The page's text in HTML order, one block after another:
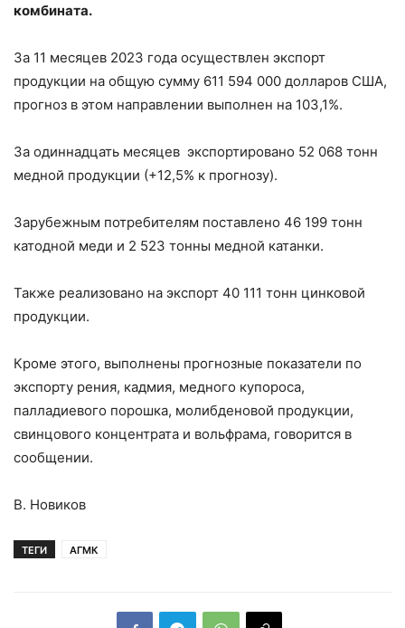
комбината.
За 11 месяцев 2023 года осуществлен экспорт
продукции на общую сумму 611 594 000 долларов США,
прогноз в этом направлении выполнен на 103,1%.
За одиннадцать месяцев экспортировано 52 068 тонн
медной продукции (+12,5% к прогнозу).
Зарубежным потребителям поставлено 46 199 тонн
катодной меди и 2 523 тонны медной катанки.
Также реализовано на экспорт 40 111 тонн цинковой
продукции.
Кроме этого, выполнены прогнозные показатели по
экспорту рения, кадмия, медного купороса,
палладиевого порошка, молибденовой продукции,
свинцового концентрата и вольфрама, говорится в
сообщении.
В. Новиков
ТЕГИ АГМК